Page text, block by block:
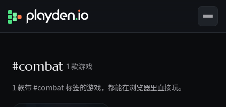
#combat 1 款游戏
1 款带 #combat 标签的游戏，都能在浏览器里直接玩。